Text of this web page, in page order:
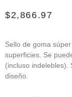
$2,866.97
Sello de goma
superficies. Se
(incluso indelebles).
diseño.